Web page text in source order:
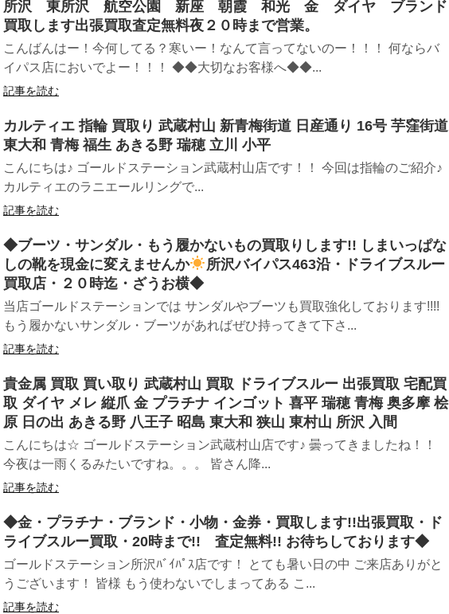
所沢 東所沢 航空公園 新座 朝霞 和光 金 ダイヤ ブランド
買取します出張買取査定無料夜２０時まで営業。
こんばんはー！今何してる？寒いー！なんて言ってないのー！！！ 何ならバ
イパス店においでよー！！！ ◆◆大切なお客様へ◆◆...
記事を読む
カルティエ 指輪 買取り 武蔵村山 新青梅街道 日産通り 16号 芋窪街道
東大和 青梅 福生 あきる野 瑞穂 立川 小平
こんにちは♪ ゴールドステーション武蔵村山店です！！ 今回は指輪のご紹介♪
カルティエのラニエールリングで...
記事を読む
◆ブーツ・サンダル・もう履かないもの買取りします!! しまいっぱな
しの靴を現金に変えませんか
所沢バイパス463沿・ドライブスルー
買取店・２０時迄・ざうお横◆
当店ゴールドステーションでは サンダルやブーツも買取強化しております!!!!
もう履かないサンダル・ブーツがあればぜひ持ってきて下さ...
記事を読む
貴金属 買取 買い取り 武蔵村山 買取 ドライブスルー 出張買取 宅配買
取 ダイヤ メレ 縦爪 金 プラチナ インゴット 喜平 瑞穂 青梅 奥多摩 桧
原 日の出 あきる野 八王子 昭島 東大和 狭山 東村山 所沢 入間
こんにちは☆ ゴールドステーション武蔵村山店です♪ 曇ってきましたね！！
今夜は一雨くるみたいですね。。。 皆さん降...
記事を読む
◆金・プラチナ・ブランド・小物・金券・買取します!!出張買取・ド
ライブスルー買取・20時まで!! 査定無料!! お待ちしております◆
ゴールドステーション所沢ﾊﾞｲﾊﾟｽ店です！ とても暑い日の中 ご来店ありがと
うございます！ 皆様 もう使わないでしまってある こ...
記事を読む